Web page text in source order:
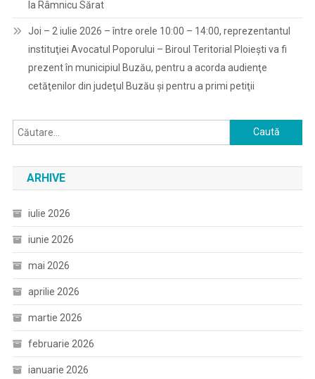
la Râmnicu Sărat
Joi – 2 iulie 2026 – între orele 10:00 – 14:00, reprezentantul
instituţiei Avocatul Poporului – Biroul Teritorial Ploieşti va fi
prezent în municipiul Buzău, pentru a acorda audienţe
cetăţenilor din judeţul Buzău şi pentru a primi petiţii
Caută
după:
ARHIVE
iulie 2026
iunie 2026
mai 2026
aprilie 2026
martie 2026
februarie 2026
ianuarie 2026